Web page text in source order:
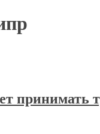
принимать